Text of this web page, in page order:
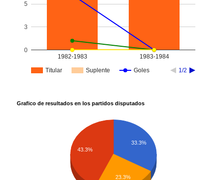
Titular Suplente Goles 1/2
1982-1983 1983-1984
0
3
5
Grafico de resultados en los partidos disputados
33.3%
43.3%
23.3%